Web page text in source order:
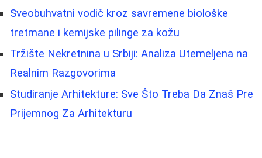
Sveobuhvatni vodič kroz savremene biološke
tretmane i kemijske pilinge za kožu
Tržište Nekretnina u Srbiji: Analiza Utemeljena na
Realnim Razgovorima
Studiranje Arhitekture: Sve Što Treba Da Znaš Pre
Prijemnog Za Arhitekturu